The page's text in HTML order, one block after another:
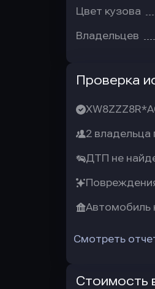
Цвет кузова
Владельцев
Проверка
2
ДТП не
Автомобиль
Смотреть
Стоимость